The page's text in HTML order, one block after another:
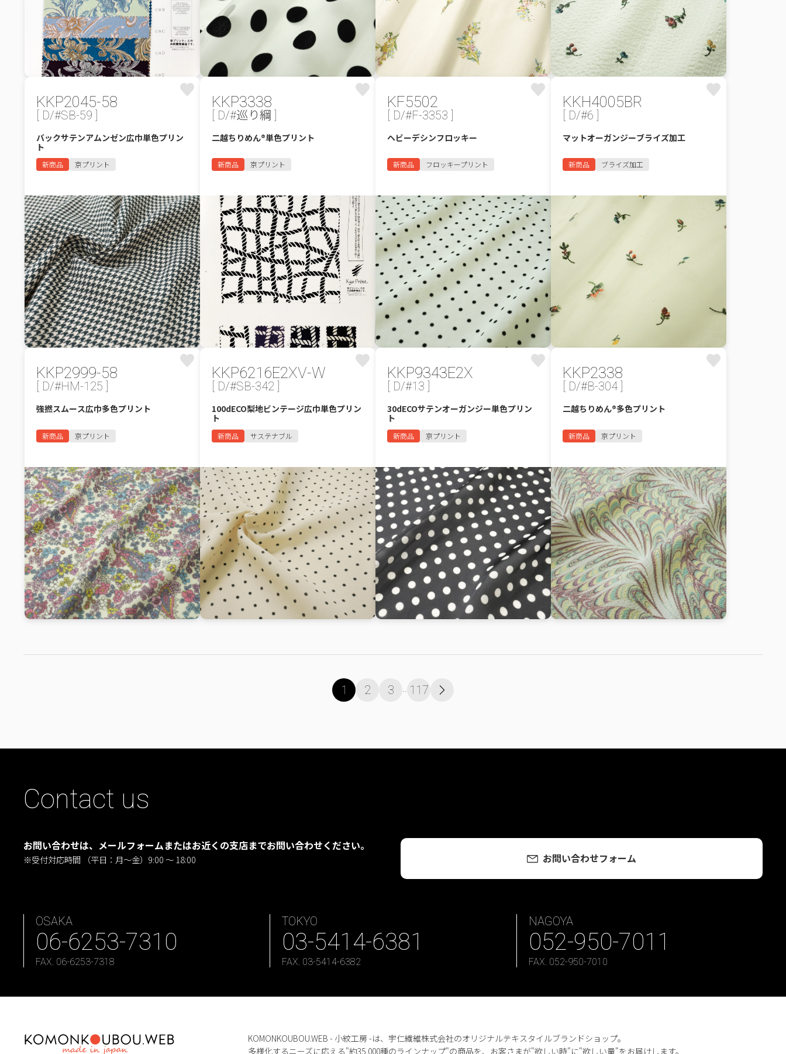
KKP2045-58
[ D/#SB-59 ]
バックサテンアムンゼン広巾単色プリン
ト
新商品 京プリント
KKP3338
[ D/#巡り綱 ]
二越ちりめん®単色プリント
新商品 京プリント
KF5502
[ D/#F-3353 ]
ヘビーデシンフロッキー
新商品 フロッキープリント
KKH4005BR
[ D/#6 ]
マットオーガンジーブライズ加工
新商品 ブライズ加工
KKP2999-58
[ D/#HM-125 ]
強撚スムース広巾多色プリント
新商品 京プリント
KKP6216E2XV-W
[ D/#SB-342 ]
100dECO梨地ビンテージ広巾単色プリン
ト
新商品 サステナブル
KKP9343E2X
[ D/#13 ]
30dECOサテンオーガンジー単色プリン
ト
新商品 京プリント
KKP2338
[ D/#B-304 ]
二越ちりめん®多色プリント
新商品 京プリント
1 2 3 .. 117
Contact us
お問い合わせは、メールフォームまたはお近くの支店までお問い合わせください。
※受付対応時間 （平日：月〜金）9:00 ～ 18:00 お問い合わせフォーム
OSAKA
06-6253-7310
FAX. 06-6253-7318
TOKYO
03-5414-6381
FAX. 03-5414-6382
NAGOYA
052-950-7011
FAX. 052-950-7010
KOMONKOUBOU.WEB - 小紋工房 -は、宇仁繊維株式会社のオリジナルテキスタイルブランドショップ。
多様化するニーズに応える"約35,000種のラインナップ"の商品を、お客さまが"欲しい時"に"欲しい量"をお届けします。